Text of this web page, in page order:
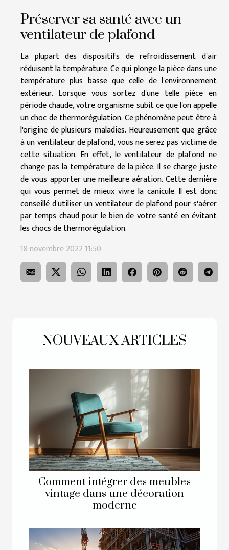
NOUVEAUX ARTICLES
Comment intégrer des meubles
vintage dans une décoration
moderne
Préserver sa santé avec un
ventilateur de plafond
La plupart des dispositifs de refroidissement d'air
réduisent la température. Ce qui plonge la pièce dans une
température plus basse que celle de l'environnement
extérieur. Lorsque vous sortez d'une telle pièce en
période chaude, votre organisme subit ce que l'on appelle
un choc de thermorégulation. Ce phénomène peut être à
l'origine de plusieurs maladies. Heureusement que grâce
à un ventilateur de plafond, vous ne serez pas victime de
cette situation. En effet, le ventilateur de plafond ne
change pas la température de la pièce. Il se charge juste
de vous apporter une meilleure aération. Cette dernière
qui vous permet de mieux vivre la canicule. Il est donc
conseillé d'utiliser un ventilateur de plafond pour s'aérer
par temps chaud pour le bien de votre santé en évitant
les chocs de thermorégulation.
18 novembre 2022 11:50